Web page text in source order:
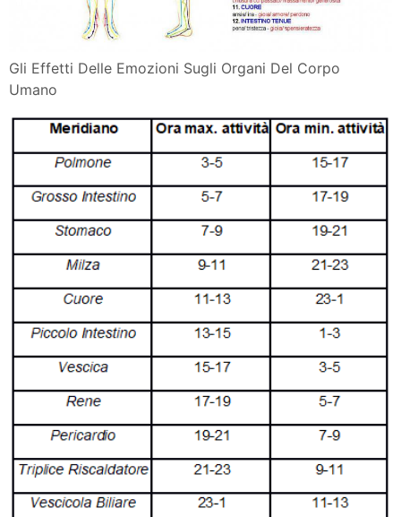
Gli Effetti Delle Emozioni Sugli Organi Del Corpo
Umano